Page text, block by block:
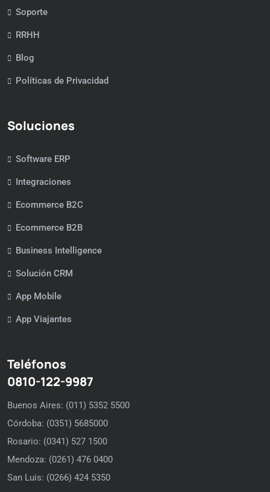
Soporte
RRHH
Blog
Políticas de Privacidad
Soluciones
Software ERP
Integraciones
Ecommerce B2C
Ecommerce B2B
Business Intelligence
Solución CRM
App Mobile
App Viajantes
Teléfonos
0810-122-9987
Buenos Aires: (011) 5352 5500
Córdoba: (0351) 5685000
Rosario: (0341) 527 1500
Mendoza: (0261) 476 0400
San Luis: (0266) 424 5350